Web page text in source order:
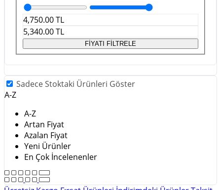
4,750.00TL
5,340.00TL
FİYATI FİLTRELE
Sadece Stoktaki Ürünleri Göster
A-Z
A-Z
Artan Fiyat
Azalan Fiyat
Yeni Ürünler
En Çok İncelenenler